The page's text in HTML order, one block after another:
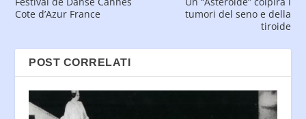
Cote d’Azur France
tumori del seno e della
tiroide
POST CORRELATI